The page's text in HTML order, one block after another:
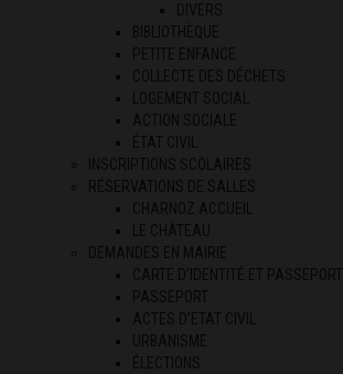
DIVERS
BIBLIOTHÈQUE
PETITE ENFANCE
COLLECTE DES DÉCHETS
LOGEMENT SOCIAL
ACTION SOCIALE
ÉTAT CIVIL
INSCRIPTIONS SCOLAIRES
RÉSERVATIONS DE SALLES
CHARNOZ ACCUEIL
LE CHÂTEAU
DEMANDES EN MAIRIE
CARTE D’IDENTITÉ ET PASSEPORT
PASSEPORT
ACTES D’ETAT CIVIL
URBANISME
ÉLECTIONS